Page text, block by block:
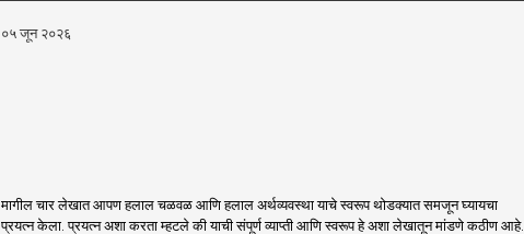
०५ जून २०२६
मागील चार लेखात आपण हलाल चळवळ आणि हलाल अर्थव्यवस्था याचे स्वरूप थोडक्यात समजून घ्यायचा
प्रयत्न केला. प्रयत्न अशा करता म्हटले की याची संपूर्ण व्याप्ती आणि स्वरूप हे अशा लेखातून मांडणे कठीण आहे.